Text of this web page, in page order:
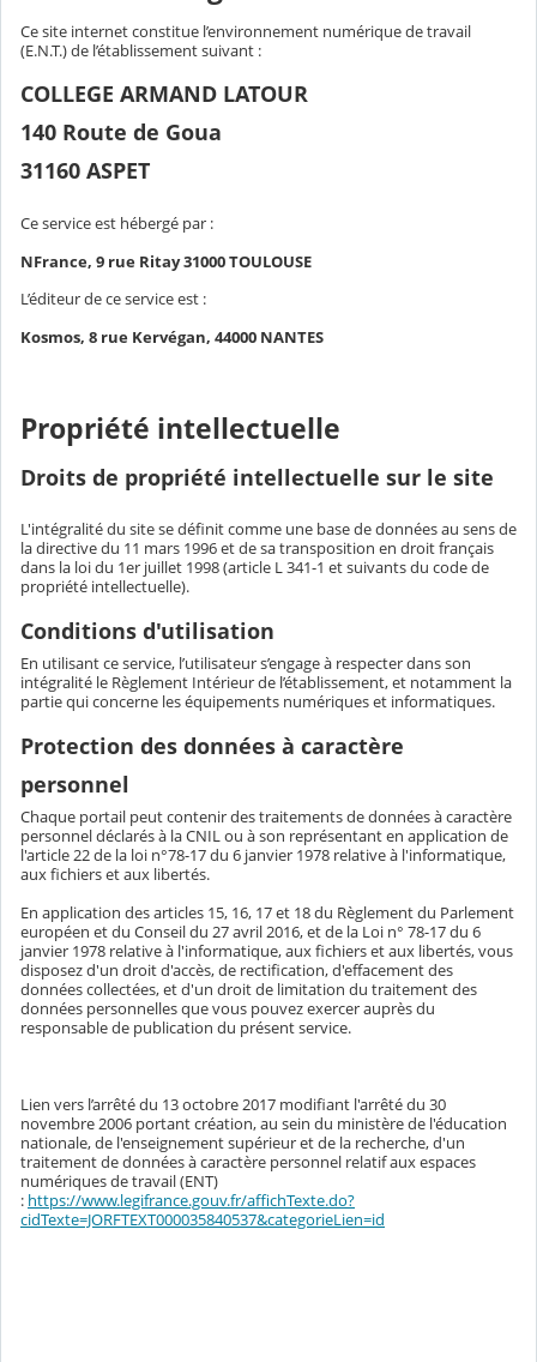
Ce site internet constitue l’environnement numérique de travail
(E.N.T.) de l’établissement suivant :
COLLEGE ARMAND LATOUR
140 Route de Goua
31160 ASPET
Ce service est hébergé par :
NFrance, 9 rue Ritay 31000 TOULOUSE
L’éditeur de ce service est :
Kosmos, 8 rue Kervégan, 44000 NANTES
Propriété intellectuelle
Droits de propriété intellectuelle sur le site
L'intégralité du site se définit comme une base de données au sens de
la directive du 11 mars 1996 et de sa transposition en droit français
dans la loi du 1er juillet 1998 (article L 341-1 et suivants du code de
propriété intellectuelle).
Conditions d'utilisation
En utilisant ce service, l’utilisateur s’engage à respecter dans son
intégralité le Règlement Intérieur de l’établissement, et notamment la
partie qui concerne les équipements numériques et informatiques.
Protection des données à caractère
personnel
Chaque portail peut contenir des traitements de données à caractère
personnel déclarés à la CNIL ou à son représentant en application de
l'article 22 de la loi n°78-17 du 6 janvier 1978 relative à l'informatique,
aux fichiers et aux libertés.
En application des articles 15, 16, 17 et 18 du Règlement du Parlement
européen et du Conseil du 27 avril 2016, et de la Loi n° 78-17 du 6
janvier 1978 relative à l'informatique, aux fichiers et aux libertés, vous
disposez d'un droit d'accès, de rectification, d'effacement des
données collectées, et d'un droit de limitation du traitement des
données personnelles que vous pouvez exercer auprès du
responsable de publication du présent service.
Lien vers l’arrêté du 13 octobre 2017 modifiant l'arrêté du 30
novembre 2006 portant création, au sein du ministère de l'éducation
nationale, de l'enseignement supérieur et de la recherche, d'un
traitement de données à caractère personnel relatif aux espaces
numériques de travail (ENT)
: https://www.legifrance.gouv.fr/affichTexte.do?
cidTexte=JORFTEXT000035840537&categorieLien=id